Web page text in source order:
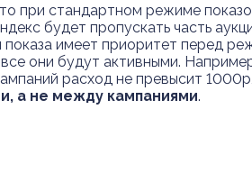
при стандартном режиме
будет пропускать часть
имеет приоритет перед
они будут активными.
расход не превысит
а не между кампаниями.